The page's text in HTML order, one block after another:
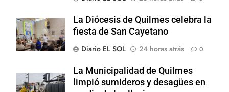
La Diócesis de Quilmes celebra la
fiesta de San Cayetano
Diario EL SOL
24 horas atrás 0
La Municipalidad de Quilmes
limpió sumideros y desagües en